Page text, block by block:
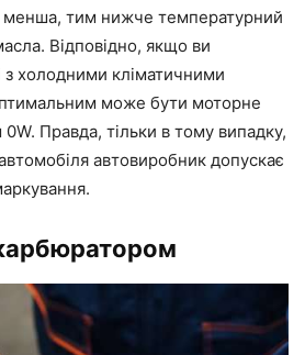
тим нижче температурний
Відповідно, якщо ви
з холодними кліматичними
може бути моторне
0W. Правда, тільки в тому випадку,
автовиробник допускає